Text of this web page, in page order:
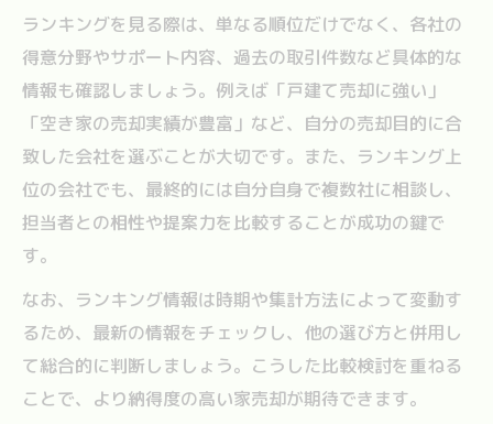
ランキングを見る際は、単なる順位だけでなく、各社の
得意分野やサポート内容、過去の取引件数など具体的な
情報も確認しましょう。例えば「戸建て売却に強い」
「空き家の売却実績が豊富」など、自分の売却目的に合
致した会社を選ぶことが大切です。また、ランキング上
位の会社でも、最終的には自分自身で複数社に相談し、
担当者との相性や提案力を比較することが成功の鍵で
す。
なお、ランキング情報は時期や集計方法によって変動す
るため、最新の情報をチェックし、他の選び方と併用し
て総合的に判断しましょう。こうした比較検討を重ねる
ことで、より納得度の高い家売却が期待できます。